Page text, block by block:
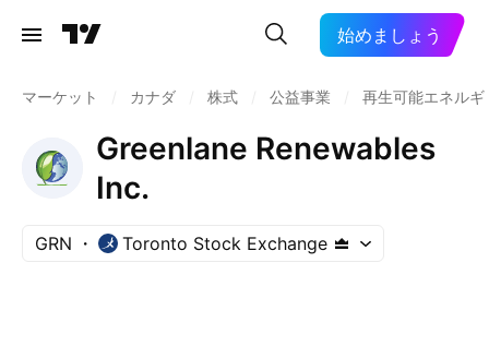
始めましょう
マーケット カナダ 株式 公益事業 再生可能エネルギ
Greenlane Renewables
Inc.
GRN Toronto Stock Exchange